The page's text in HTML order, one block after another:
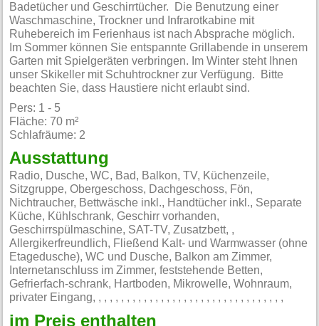
Badetücher und Geschirrtücher. Die Benutzung einer
Waschmaschine, Trockner und Infrarotkabine mit
Ruhebereich im Ferienhaus ist nach Absprache möglich.
Im Sommer können Sie entspannte Grillabende in unserem
Garten mit Spielgeräten verbringen. Im Winter steht Ihnen
unser Skikeller mit Schuhtrockner zur Verfügung. Bitte
beachten Sie, dass Haustiere nicht erlaubt sind.
Pers: 1 - 5
Fläche: 70 m²
Schlafräume: 2
Ausstattung
Radio, Dusche, WC, Bad, Balkon, TV, Küchenzeile,
Sitzgruppe, Obergeschoss, Dachgeschoss, Fön,
Nichtraucher, Bettwäsche inkl., Handtücher inkl., Separate
Küche, Kühlschrank, Geschirr vorhanden,
Geschirrspülmaschine, SAT-TV, Zusatzbett, ,
Allergikerfreundlich, Fließend Kalt- und Warmwasser (ohne
Etagedusche), WC und Dusche, Balkon am Zimmer,
Internetanschluss im Zimmer, feststehende Betten,
Gefrierfach-schrank, Hartboden, Mikrowelle, Wohnraum,
privater Eingang, , , , , , , , , , , , , , , , , , , , , , , , , , , , , , , , , ,
im Preis enthalten